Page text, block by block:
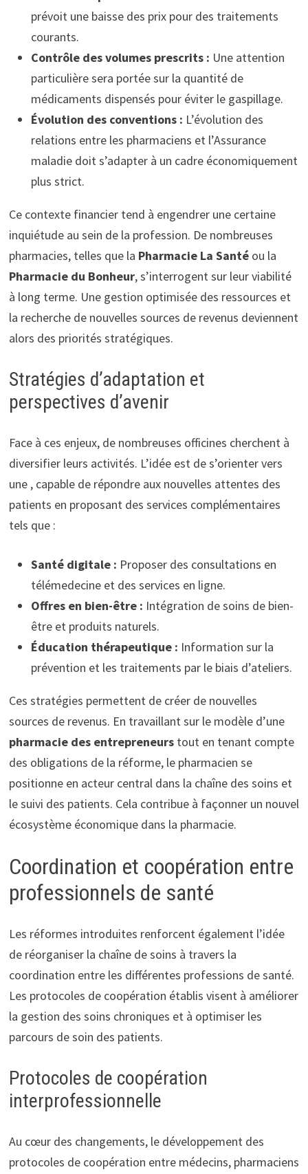
prévoit une baisse des prix pour des traitements
courants.
Contrôle des volumes prescrits : Une attention
particulière sera portée sur la quantité de
médicaments dispensés pour éviter le gaspillage.
Évolution des conventions : L’évolution des
relations entre les pharmaciens et l’Assurance
maladie doit s’adapter à un cadre économiquement
plus strict.
Ce contexte financier tend à engendrer une certaine
inquiétude au sein de la profession. De nombreuses
pharmacies, telles que la Pharmacie La Santéou la
Pharmacie du Bonheur, s’interrogent sur leur viabilité
à long terme. Une gestion optimisée des ressources et
la recherche de nouvelles sources de revenus deviennent
alors des priorités stratégiques.
Stratégies d’adaptation et
perspectives d’avenir
Face à ces enjeux, de nombreuses officines cherchent à
diversifier leurs activités. L’idée est de s’orienter vers
une , capable de répondre aux nouvelles attentes des
patients en proposant des services complémentaires
tels que :
Santé digitale : Proposer des consultations en
télémedecine et des services en ligne.
Offres en bien-être : Intégration de soins de bien-
être et produits naturels.
Éducation thérapeutique : Information sur la
prévention et les traitements par le biais d’ateliers.
Ces stratégies permettent de créer de nouvelles
sources de revenus. En travaillant sur le modèle d’une
pharmacie des entrepreneurstout en tenant compte
des obligations de la réforme, le pharmacien se
positionne en acteur central dans la chaîne des soins et
le suivi des patients. Cela contribue à façonner un nouvel
écosystème économique dans la pharmacie.
Coordination et coopération entre
professionnels de santé
Les réformes introduites renforcent également l’idée
de réorganiser la chaîne de soins à travers la
coordination entre les différentes professions de santé.
Les protocoles de coopération établis visent à améliorer
la gestion des soins chroniques et à optimiser les
parcours de soin des patients.
Protocoles de coopération
interprofessionnelle
Au cœur des changements, le développement des
protocoles de coopération entre médecins, pharmaciens